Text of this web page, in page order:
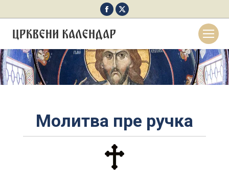
Facebook
opens
in
new
window
X
in
new
window
Молитва пре ручка